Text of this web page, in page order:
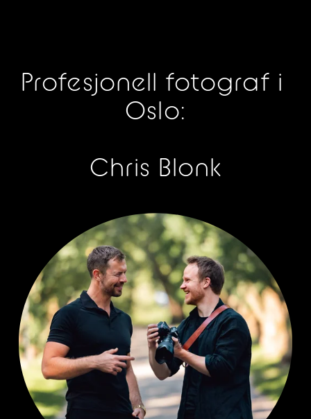
Profesjonell fotograf i
Oslo:
Chris Blonk